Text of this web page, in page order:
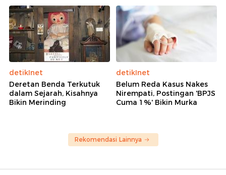
detikInet
Deretan Benda Terkutuk
dalam Sejarah, Kisahnya
Bikin Merinding
detikInet
Belum Reda Kasus Nakes
Nirempati, Postingan 'BPJS
Cuma 1%' Bikin Murka
Rekomendasi Lainnya